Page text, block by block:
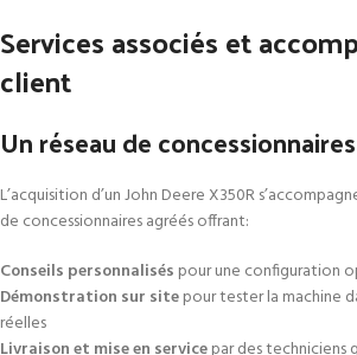
Services associés et
client
Un réseau de
L’acquisition d’un John Deere X350R
de concessionnaires agréés offrant:
Conseils personnalisés pour une configuration
Démonstration sur sitepour tester la machine
réelles